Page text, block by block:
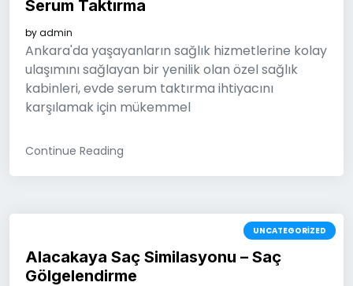
Serum Taktırma
byadmin
Ankara'da yaşayanların sağlık hizmetlerine kolay
ulaşımını sağlayan bir yenilik olan özel sağlık
kabinleri, evde serum taktırma ihtiyacını
karşılamak için mükemmel
Continue Reading
UNCATEGORIZED
Alacakaya Saç Similasyonu – Saç
Gölgelendirme